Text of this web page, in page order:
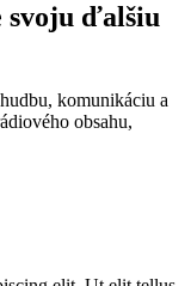
svoju ďalšiu
komunikáciu a
obsahu,